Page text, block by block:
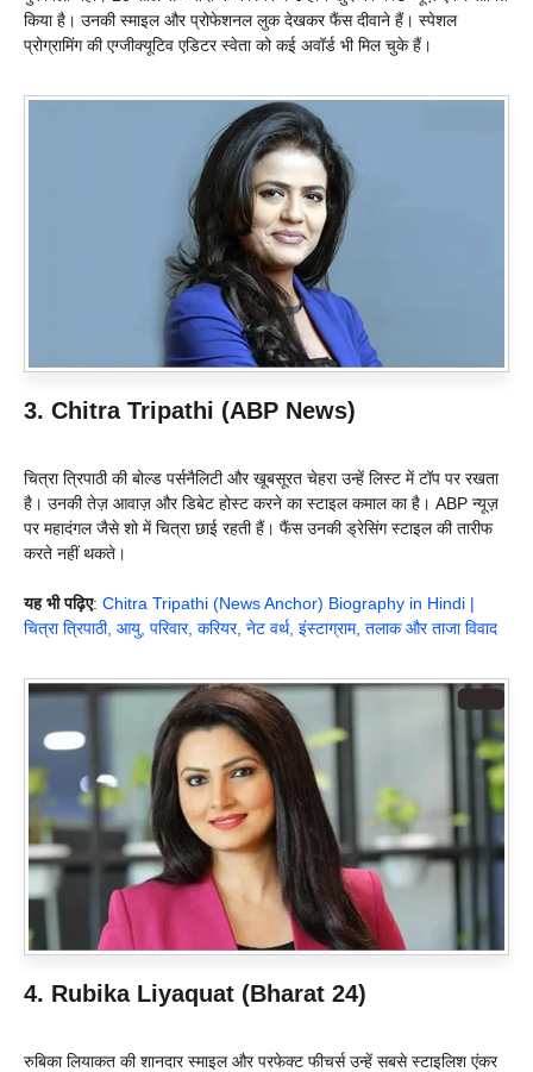
किया है। उनकी स्माइल और प्रोफेशनल लुक देखकर फैंस दीवाने हैं। स्पेशल
प्रोग्रामिंग की एग्जीक्यूटिव एडिटर स्वेता को कई अवॉर्ड भी मिल चुके हैं।
3. Chitra Tripathi (ABP News)
चित्रा त्रिपाठी की बोल्ड पर्सनैलिटी और खूबसूरत चेहरा उन्हें लिस्ट में टॉप पर रखता
है। उनकी तेज़ आवाज़ और डिबेट होस्ट करने का स्टाइल कमाल का है। ABP न्यूज़
पर महादंगल जैसे शो में चित्रा छाई रहती हैं। फैंस उनकी ड्रेसिंग स्टाइल की तारीफ
करते नहीं थकते।
यह भी पढ़िए: Chitra Tripathi (News Anchor) Biography in Hindi |
चित्रा त्रिपाठी, आयु, परिवार, करियर, नेट वर्थ, इंस्टाग्राम, तलाक और ताजा विवाद
4. Rubika Liyaquat (Bharat 24)
रुबिका लियाकत की शानदार स्माइल और परफेक्ट फीचर्स उन्हें सबसे स्टाइलिश एंकर